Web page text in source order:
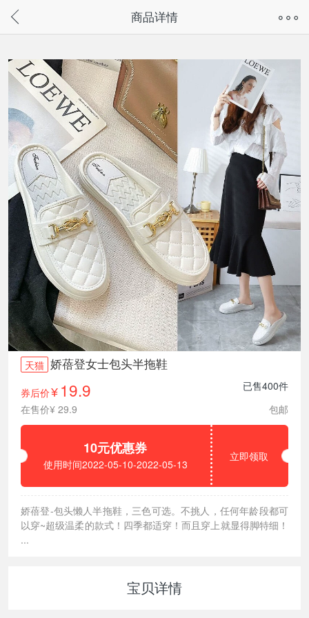
请通过微信或支付宝搜“奇兔客小程序”访问
商品详情
天猫 娇蓓登女士包头半拖鞋
券后价¥ 19.9
已售400件
在售价¥ 29.9
包邮
10元优惠券
使用时间2022-05-10-2022-05-13
立即领取
娇蓓登-包头懒人半拖鞋，三色可选。不挑人，任何年龄段都可
以穿~超级温柔的款式！四季都适穿！而且穿上就显得脚特细！
...
宝贝详情